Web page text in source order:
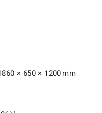
× 650 × 1200 mm